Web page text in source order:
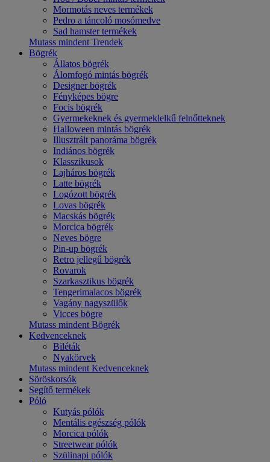
Mormotás neves termékek
Pedro a táncoló mosómedve
Sad hamster termékek
Mutass mindent Trendek
Bögrék
Állatos bögrék
Álomfogó mintás bögrék
Designer bögrék
Fényképes bögre
Focis bögrék
Gyermekeknek és gyermeklelkű felnőtteknek
Halloween mintás bögrék
Illusztrált panoráma bögrék
Indiános bögrék
Klasszikusok
Lajháros bögrék
Latte bögrék
Logózott bögrék
Lovas bögrék
Macskás bögrék
Morcica bögrék
Neves bögre
Pin-up bögrék
Retro jellegű bögrék
Rovarok
Szarkasztikus bögrék
Tengerimalacos bögrék
Vagány nagyszülők
Vicces bögre
Mutass mindent Bögrék
Kedvenceknek
Biléták
Nyakörvek
Mutass mindent Kedvenceknek
Söröskorsók
Segítő termékek
Póló
Kutyás pólók
Mentális egészség pólók
Morcica pólók
Streetwear pólók
Szülinapi pólók